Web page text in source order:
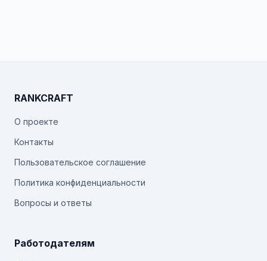
RANKCRAFT
О проекте
Контакты
Пользовательское соглашение
Политика конфиденциальности
Вопросы и ответы
Работодателям